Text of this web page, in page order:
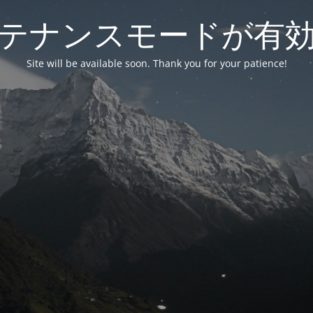
ナンスモードが有
Site will be available soon. Thank you for your patience!